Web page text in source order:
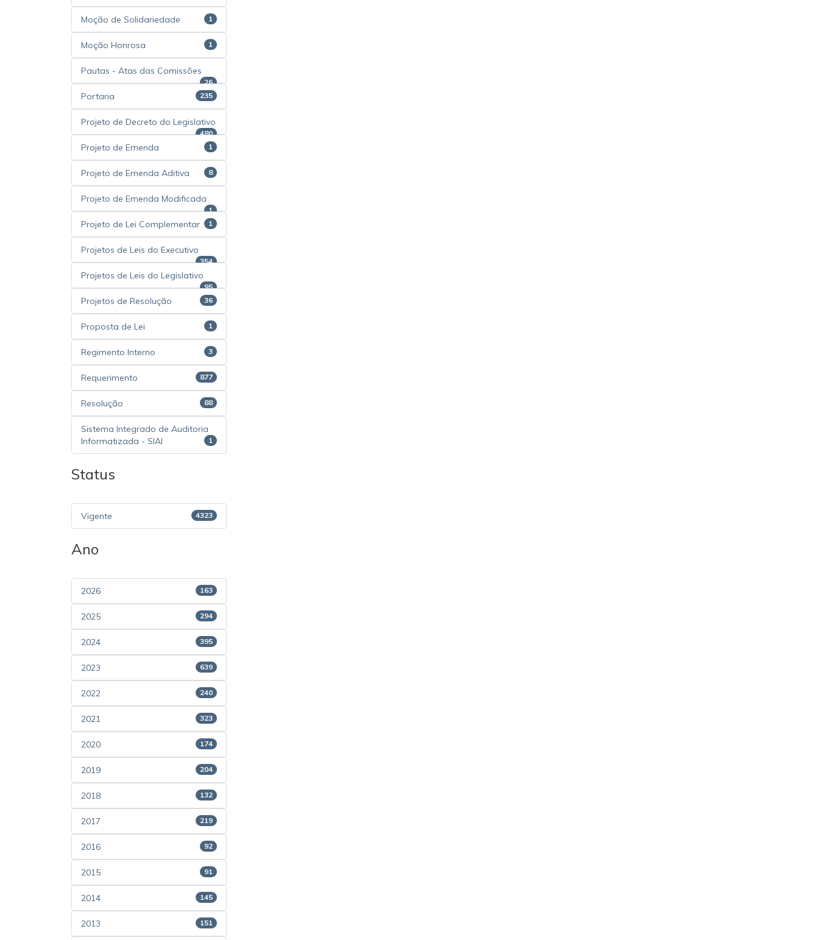
Moção de Solidariedade 1
Moção Honrosa 1
Pautas - Atas das Comissões
26
Portaria 235
Projeto de Decreto do Legislativo
480
Projeto de Emenda 1
Projeto de Emenda Aditiva 8
Projeto de Emenda Modificada
1
Projeto de Lei Complementar 1
Projetos de Leis do Executivo
354
Projetos de Leis do Legislativo
95
Projetos de Resolução 36
Proposta de Lei 1
Regimento Interno 3
Requerimento 877
Resolução 88
Sistema Integrado de Auditoria
Informatizada - SIAI
1
Status
Vigente 4323
Ano
2026 163
2025 294
2024 395
2023 639
2022 240
2021 323
2020 174
2019 204
2018 132
2017 219
2016 92
2015 91
2014 145
2013 151